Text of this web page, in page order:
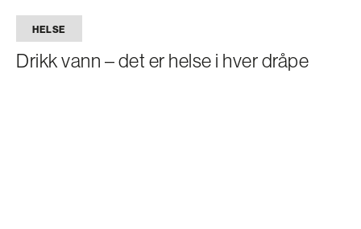
HELSE
Drikk vann – det er helse i hver dråpe